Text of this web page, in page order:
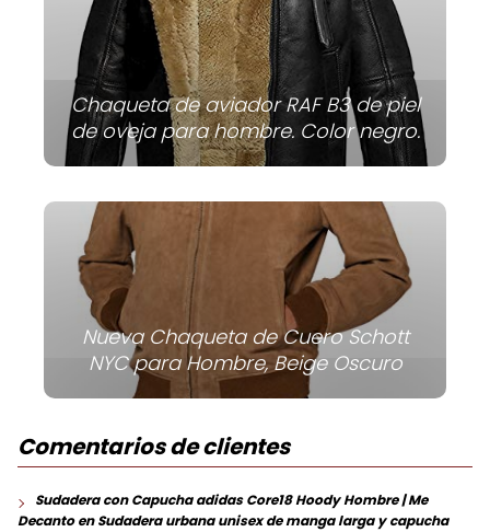
Chaqueta de aviador RAF B3 de piel
de oveja para hombre. Color negro.
Nueva Chaqueta de Cuero Schott
NYC para Hombre, Beige Oscuro
Comentarios de clientes
Sudadera con Capucha adidas Core18 Hoody Hombre | Me
DecantoenSudadera urbana unisex de manga larga y capucha